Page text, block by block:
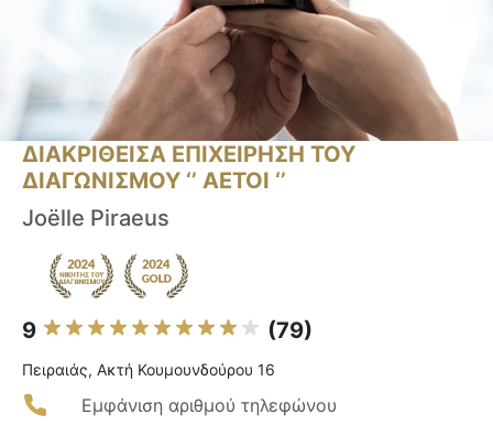
ΔΙΑΚΡΙΘΕΙΣΑ ΕΠΙΧΕΙΡΗΣΗ ΤΟΥ
ΔΙΑΓΩΝΙΣΜΟΥ ‘’ ΑΕΤΟΙ ‘’
Joëlle Piraeus
9 (79)
Πειραιάς, Ακτή Κουμουνδούρου 16
Εμφάνιση αριθμού τηλεφώνου